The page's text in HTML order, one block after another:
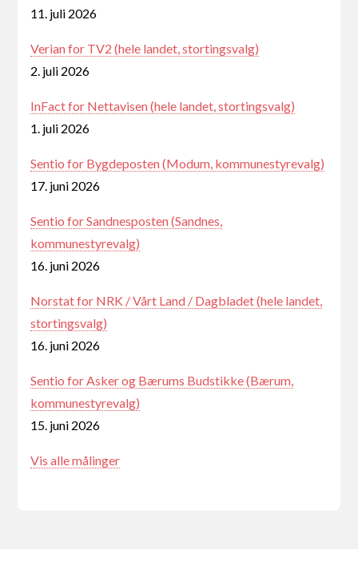
11. juli 2026
Verian for TV2 (hele landet, stortingsvalg)
2. juli 2026
InFact for Nettavisen (hele landet, stortingsvalg)
1. juli 2026
Sentio for Bygdeposten (Modum, kommunestyrevalg)
17. juni 2026
Sentio for Sandnesposten (Sandnes,
kommunestyrevalg)
16. juni 2026
Norstat for NRK / Vårt Land / Dagbladet (hele landet,
stortingsvalg)
16. juni 2026
Sentio for Asker og Bærums Budstikke (Bærum,
kommunestyrevalg)
15. juni 2026
Vis alle målinger